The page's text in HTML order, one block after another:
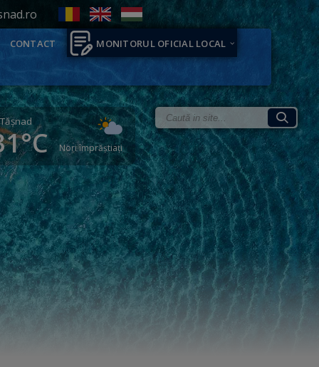
CONTACT MONITORUL OFICIAL LOCAL
Tăşnad
Nori împrăștiați